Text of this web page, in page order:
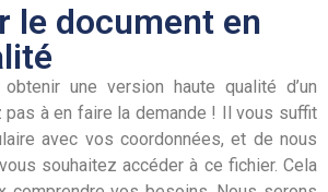
le document en
une version haute qualité d’un
pas à en faire la demande ! Il vous suffit
avec vos coordonnées, et de nous
souhaitez accéder à ce fichier. Cela